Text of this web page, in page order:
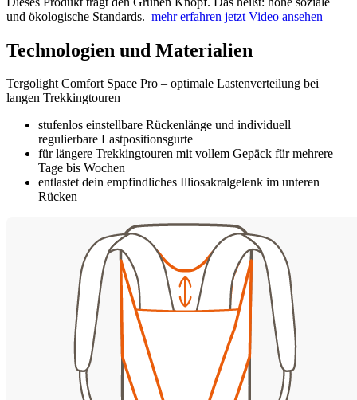
und ökologische Standards. mehr erfahren jetzt Video ansehen
Technologien und Materialien
Tergolight Comfort Space Pro – optimale Lastenverteilung bei
langen Trekkingtouren
stufenlos einstellbare Rückenlänge und individuell
regulierbare Lastpositionsgurte
für längere Trekkingtouren mit vollem Gepäck für mehrere
Tage bis Wochen
entlastet dein empfindliches Illiosakralgelenk im unteren
Rücken